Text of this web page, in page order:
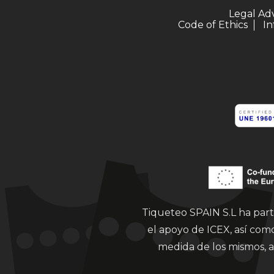
Legal
Code of Ethics
Tiqueteo SPAIN S.L ha
el apoyo de ICEX, así
medida de los mismos,